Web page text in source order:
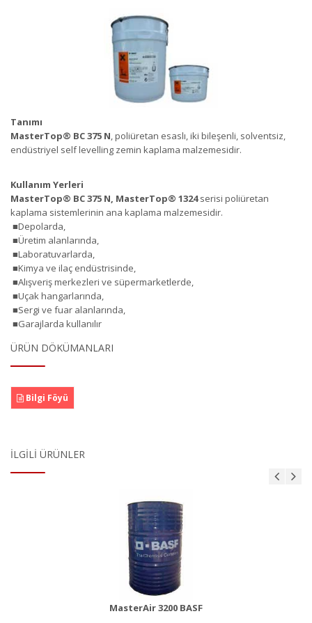
Tanımı
MasterTop® BC 375 N, poliüretan esaslı, iki bileşenli, solventsiz,
endüstriyel self levelling zemin kaplama malzemesidir.
Kullanım Yerleri
MasterTop® BC 375 N, MasterTop® 1324serisi poliüretan
kaplama sistemlerinin ana kaplama malzemesidir.
■Depolarda,
■Üretim alanlarında,
■Laboratuvarlarda,
■Kimya ve ilaç endüstrisinde,
■Alışveriş merkezleri ve süpermarketlerde,
■Uçak hangarlarında,
■Sergi ve fuar alanlarında,
■Garajlarda kullanılır
ÜRÜN DÖKÜMANLARI
Bilgi Föyü
İLGILI ÜRÜNLER
MasterAir 3200 BASF
MasterBrace ADH 1406 (Concresive)
Ürün Detayı